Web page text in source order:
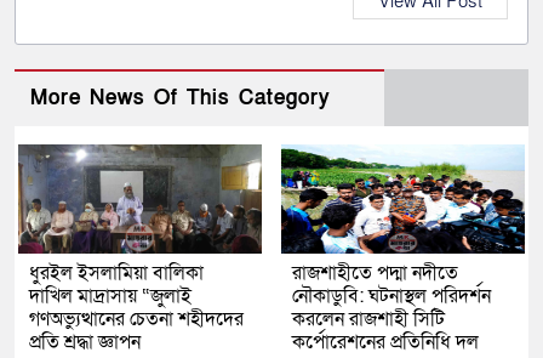
More News Of This Category
ধুরইল ইসলামিয়া বালিকা
দাখিল মাদ্রাসায় “জুলাই
গণঅভ্যুত্থানের চেতনা শহীদদের
প্রতি শ্রদ্ধা জ্ঞাপন
রাজশাহীতে পদ্মা নদীতে
নৌকাডুবি: ঘটনাস্থল পরিদর্শন
করলেন রাজশাহী সিটি
কর্পোরেশনের প্রতিনিধি দল